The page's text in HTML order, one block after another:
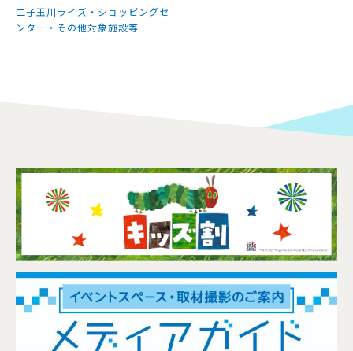
二子玉川ライズ・ショッピングセ
ンター・その他対象施設等